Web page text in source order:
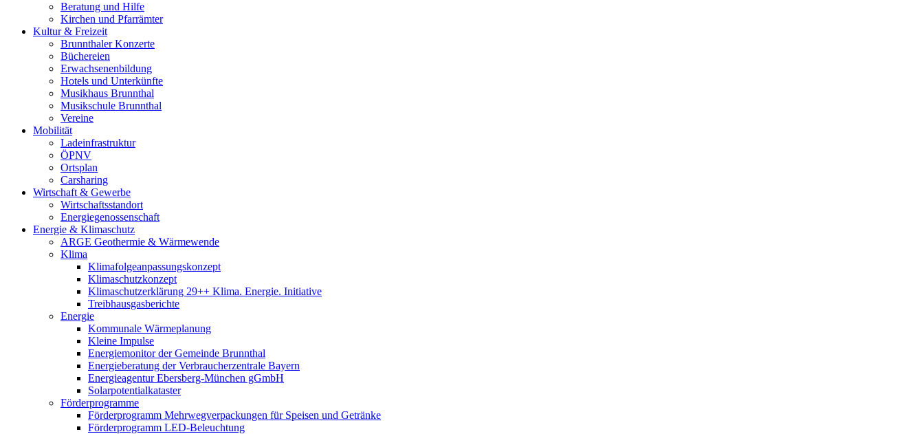
Beratung und Hilfe
Kirchen und Pfarrämter
Kultur & Freizeit
Brunnthaler Konzerte
Büchereien
Erwachsenenbildung
Hotels und Unterkünfte
Musikhaus Brunnthal
Musikschule Brunnthal
Vereine
Mobilität
Ladeinfrastruktur
ÖPNV
Ortsplan
Carsharing
Wirtschaft & Gewerbe
Wirtschaftsstandort
Energiegenossenschaft
Energie & Klimaschutz
ARGE Geothermie & Wärmewende
Klima
Klimafolgeanpassungskonzept
Klimaschutzkonzept
Klimaschutzerklärung 29++ Klima. Energie. Initiative
Treibhausgasberichte
Energie
Kommunale Wärmeplanung
Kleine Impulse
Energiemonitor der Gemeinde Brunnthal
Energieberatung der Verbraucherzentrale Bayern
Energieagentur Ebersberg-München gGmbH
Solarpotentialkataster
Förderprogramme
Förderprogramm Mehrwegverpackungen für Speisen und Getränke
Förderprogramm LED-Beleuchtung